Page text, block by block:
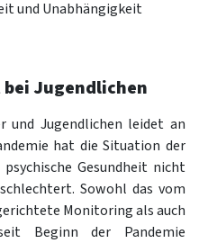
und Unabhängigkeit
bei Jugendlichen
und Jugendlichen leidet an
hat die Situation der
Gesundheit nicht
Sowohl das vom
Monitoring als auch
Beginn der Pandemie